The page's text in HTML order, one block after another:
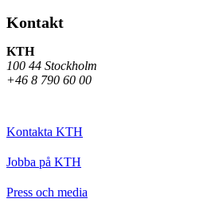
Kontakt
KTH
100 44 Stockholm
+46 8 790 60 00
Kontakta KTH
Jobba på KTH
Press och media